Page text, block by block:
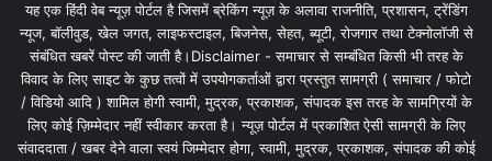
यह एक हिंदी वेब न्यूज़ पोर्टल है जिसमें ब्रेकिंग न्यूज़ के अलावा राजनीति, प्रशासन, ट्रेंडिंग
न्यूज, बॉलीवुड, खेल जगत, लाइफस्टाइल, बिजनेस, सेहत, ब्यूटी, रोजगार तथा टेक्नोलॉजी से
संबंधित खबरें पोस्ट की जाती है।Disclaimer - समाचार से सम्बंधित किसी भी तरह के
विवाद के लिए साइट के कुछ तत्वों में उपयोगकर्ताओं द्वारा प्रस्तुत सामग्री ( समाचार / फोटो
/ विडियो आदि ) शामिल होगी स्वामी, मुद्रक, प्रकाशक, संपादक इस तरह के सामग्रियों के
लिए कोई ज़िम्मेदार नहीं स्वीकार करता है। न्यूज़ पोर्टल में प्रकाशित ऐसी सामग्री के लिए
संवाददाता / खबर देने वाला स्वयं जिम्मेदार होगा, स्वामी, मुद्रक, प्रकाशक, संपादक की कोई